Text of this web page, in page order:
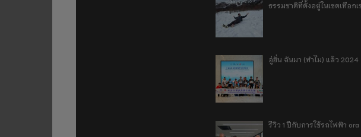
ธรรมชาติที่ตั้งอยู่ในเขตเทือก
อู่ฮั่น ฉันมา (ทำไม) แล้ว 2024
รีวิว 1 ปีกับการใช้รถไฟฟ้า